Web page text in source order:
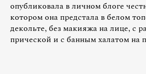
опубликовала в личном блоге
котором она предстала в белом
декольте, без макияжа на лице, с
прической и с банным халатом на